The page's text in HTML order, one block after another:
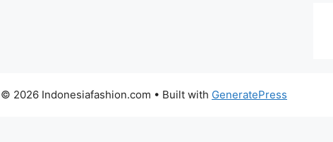
© 2026 Indonesiafashion.com • Built with GeneratePress